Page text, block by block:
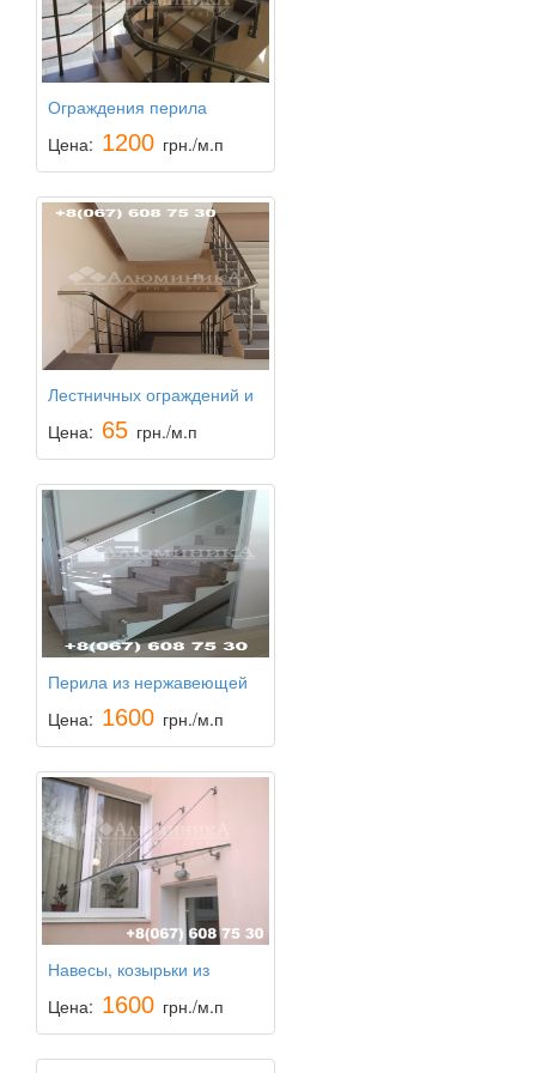
Ограждения перила
Цена: 1200 грн./м.п
Лестничных ограждений и
перил из анодированного
алюминия
Цена: 65 грн./м.п
Перила из нержавеющей
стали Ограждения для
лестниц
Цена: 1600 грн./м.п
Навесы, козырьки из
поликарбоната,
триплексные козырьки из
каленого стекла
Цена: 1600 грн./м.п